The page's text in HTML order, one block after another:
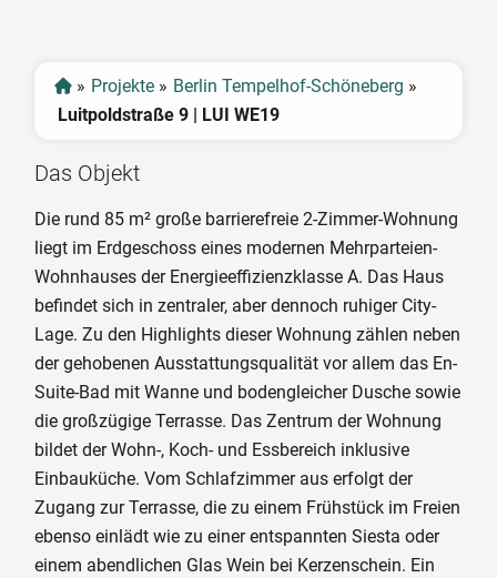
» Projekte » Berlin Tempelhof-Schöneberg »
Luitpoldstraße 9 | LUI WE19
Das Objekt
Die rund 85 m² große barrierefreie 2-Zimmer-Wohnung
liegt im Erdgeschoss eines modernen Mehrparteien-
Wohnhauses der Energieeffizienzklasse A. Das Haus
befindet sich in zentraler, aber dennoch ruhiger City-
Lage. Zu den Highlights dieser Wohnung zählen neben
der gehobenen Ausstattungsqualität vor allem das En-
Suite-Bad mit Wanne und bodengleicher Dusche sowie
die großzügige Terrasse. Das Zentrum der Wohnung
bildet der Wohn-, Koch- und Essbereich inklusive
Einbauküche. Vom Schlafzimmer aus erfolgt der
Zugang zur Terrasse, die zu einem Frühstück im Freien
ebenso einlädt wie zu einer entspannten Siesta oder
einem abendlichen Glas Wein bei Kerzenschein. Ein